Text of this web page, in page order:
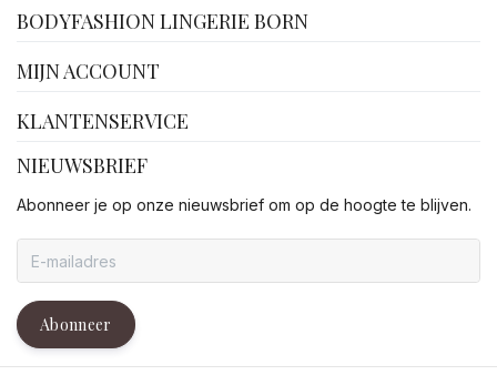
BODYFASHION LINGERIE BORN
MIJN ACCOUNT
KLANTENSERVICE
NIEUWSBRIEF
Abonneer je op onze nieuwsbrief om op de hoogte te blijven.
Abonneer